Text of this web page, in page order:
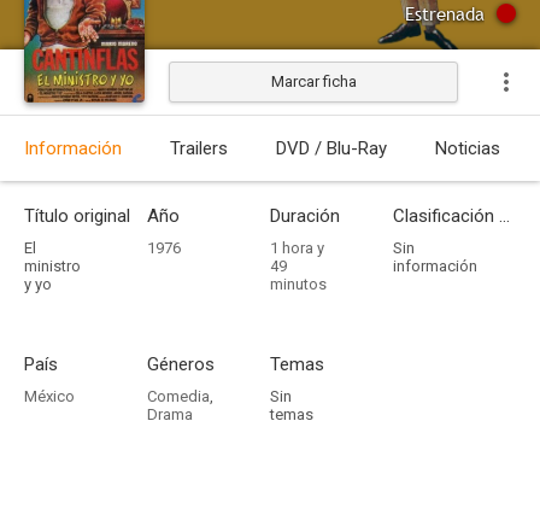
Estrenada
Marcar ficha
Información Trailers DVD / Blu-Ray Noticias
Título original
El
ministro
y yo
Año
1976
Duración
1 hora y
49
minutos
Clasificación por edades
Sin
información
País
México
Géneros
Comedia,
Drama
Temas
Sin
temas